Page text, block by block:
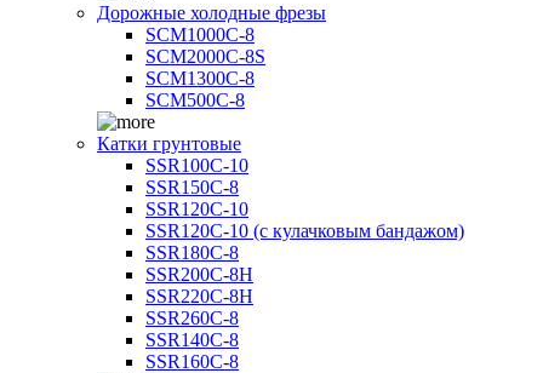
Дорожные холодные фрезы
SCM1000C-8
SCM2000C-8S
SCM1300C-8
SCM500C-8
Катки грунтовые
SSR100C-10
SSR150C-8
SSR120C-10
SSR120C-10 (с кулачковым бандажом)
SSR180C-8
SSR200C-8H
SSR220C-8H
SSR260C-8
SSR140C-8
SSR160C-8